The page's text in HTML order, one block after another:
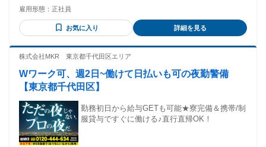
調整可能） 時給1226円+歩合+諸手当（日給保障13000円） ＊
雇用形態： 正社員
お気に入り 詳細を見る
株式会社MKR 東京都千代田区エリア
Wワーク可、週2日~働けて日払いも可の夜勤警備
【東京都千代田区】
勤務初日から給与GETも可能★寮完備＆携帯/制
服貸与ですぐに働ける♪直行直帰OK！